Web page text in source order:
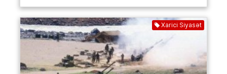
Xarici Siyasət